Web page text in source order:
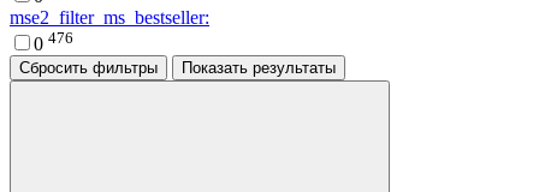
mse2_filter_ms_bestseller:
0 476
Сбросить фильтры
Показать результаты